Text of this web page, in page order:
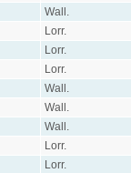
Wall.
Lorr.
Lorr.
Lorr.
Wall.
Wall.
Wall.
Lorr.
Lorr.